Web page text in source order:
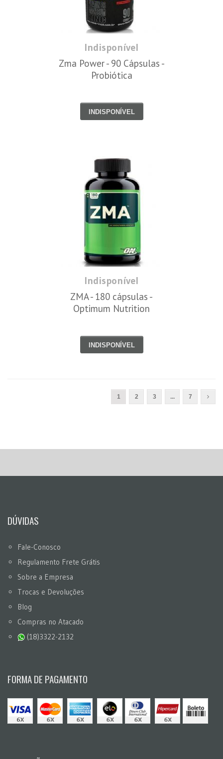
Indisponível
Zma Power - 90 Cápsulas -
Probiótica
INDISPONÍVEL
Indisponível
ZMA - 180 cápsulas -
Optimum Nutrition
INDISPONÍVEL
1 2 3 ... 7
DÚVIDAS
Fale-Conosco
Regulamento Frete Grátis
Sobre a Empresa
Trocas e Devoluções
Blog
Compras no Atacado
(18)3322-2132
FORMA DE PAGAMENTO